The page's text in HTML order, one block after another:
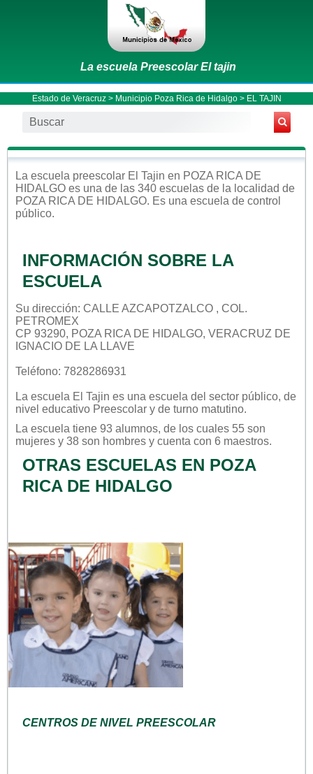
La escuela Preescolar El tajin
Estado de Veracruz> Municipio Poza Rica de Hidalgo> EL TAJIN
La escuela preescolar El Tajin en POZA RICA DE
HIDALGO es una de las 340 escuelas de la localidad de
POZA RICA DE HIDALGO. Es una escuela de control
público.
INFORMACIÓN SOBRE LA
ESCUELA
Su dirección: CALLE AZCAPOTZALCO , COL.
PETROMEX
CP 93290, POZA RICA DE HIDALGO, VERACRUZ DE
IGNACIO DE LA LLAVE
Teléfono: 7828286931
La escuela El Tajin es una escuela del sector público, de
nivel educativo Preescolar y de turno matutino.
La escuela tiene 93 alumnos, de los cuales 55 son
mujeres y 38 son hombres y cuenta con 6 maestros.
OTRAS ESCUELAS EN POZA
RICA DE HIDALGO
CENTROS DE NIVEL PREESCOLAR